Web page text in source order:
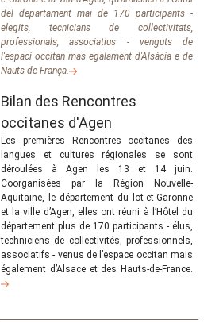
del departament mai de 170 participants -
elegits, tecnicians de collectivitats,
professionals, associatius - venguts de
l'espaci occitan mas egalament d'Alsàcia e de
Nauts de França.
Bilan des Rencontres
occitanes d'Agen
Les premières Rencontres occitanes des
langues et cultures régionales se sont
déroulées à Agen les 13 et 14 juin.
Coorganisées par la Région Nouvelle-
Aquitaine, le département du lot-et-Garonne
et la ville d’Agen, elles ont réuni à l’Hôtel du
département plus de 170 participants - élus,
techniciens de collectivités, professionnels,
associatifs - venus de l’espace occitan mais
également d’Alsace et des Hauts-de-France.